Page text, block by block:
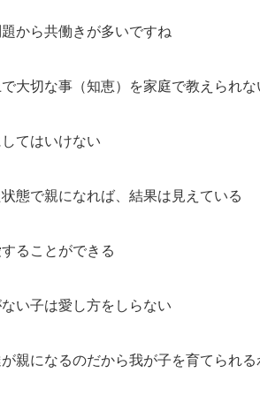
から共働きが多いですね
大切な事（知恵）を家庭で教えられ
てはいけない
態で親になれば、結果は見えている
ることができる
い子は愛し方をしらない
親になるのだから我が子を育てられる